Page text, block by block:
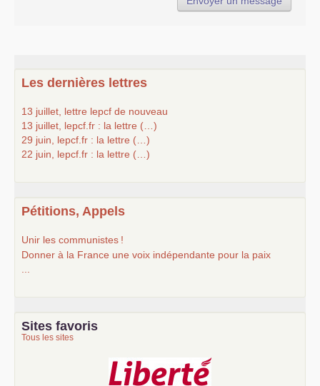
Les dernières lettres
13 juillet, lettre lepcf de nouveau
13 juillet, lepcf.fr : la lettre (…)
29 juin, lepcf.fr : la lettre (…)
22 juin, lepcf.fr : la lettre (…)
Pétitions, Appels
Unir les communistes !
Donner à la France une voix indépendante pour la paix
Sites favoris
Tous les sites